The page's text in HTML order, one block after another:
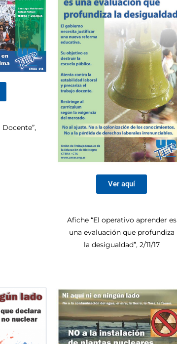
Ver aquí
Afiche “El operativo aprender es
una evaluación que profundiza
la desigualdad”, 2/11/17